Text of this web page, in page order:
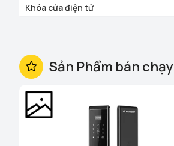
Khóa cửa điện tử
Sản Phẩm bán chạy